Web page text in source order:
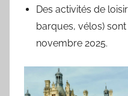
Des activités de
barques, vélos)
novembre 2025.